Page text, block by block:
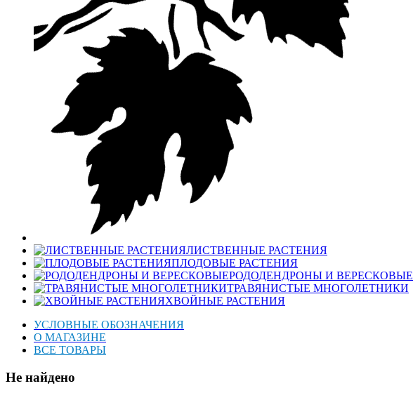
ЛИСТВЕННЫЕ РАСТЕНИЯ
ПЛОДОВЫЕ РАСТЕНИЯ
РОДОДЕНДРОНЫ И ВЕРЕСКОВЫЕ
ТРАВЯНИСТЫЕ МНОГОЛЕТНИКИ
ХВОЙНЫЕ РАСТЕНИЯ
УСЛОВНЫЕ ОБОЗНАЧЕНИЯ
О МАГАЗИНЕ
ВСЕ ТОВАРЫ
Не найдено